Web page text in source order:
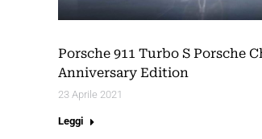
Porsche 911 Turbo S Porsche
Anniversary Edition
23 Aprile 2021
Leggi